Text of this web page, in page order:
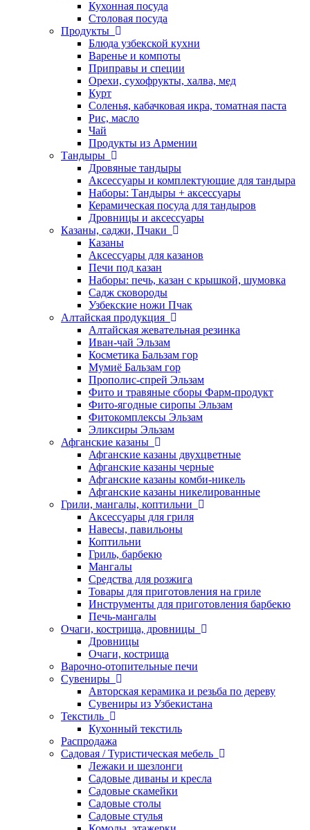
Кухонная посуда
Столовая посуда
Продукты
Блюда узбекской кухни
Варенье и компоты
Приправы и специи
Орехи, сухофрукты, халва, мед
Курт
Соленья, кабачковая икра, томатная паста
Рис, масло
Чай
Продукты из Армении
Тандыры
Дровяные тандыры
Аксессуары и комплектующие для тандыра
Наборы: Тандыры + аксессуары
Керамическая посуда для тандыров
Дровницы и аксессуары
Казаны, саджи, Пчаки
Казаны
Аксессуары для казанов
Печи под казан
Наборы: печь, казан с крышкой, шумовка
Садж сковороды
Узбекские ножи Пчак
Алтайская продукция
Алтайская жевательная резинка
Иван-чай Эльзам
Косметика Бальзам гор
Мумиё Бальзам гор
Прополис-спрей Эльзам
Фито и травяные сборы Фарм-продукт
Фито-ягодные сиропы Эльзам
Фитокомплексы Эльзам
Эликсиры Эльзам
Афганские казаны
Афганские казаны двухцветные
Афганские казаны черные
Афганские казаны комби-никель
Афганские казаны никелированные
Грили, мангалы, коптильни
Аксессуары для гриля
Навесы, павильоны
Коптильни
Гриль, барбекю
Мангалы
Средства для розжига
Товары для приготовления на гриле
Инструменты для приготовления барбекю
Печь-мангалы
Очаги, кострища, дровницы
Дровницы
Очаги, кострища
Варочно-отопительные печи
Сувениры
Авторская керамика и резьба по дереву
Сувениры из Узбекистана
Текстиль
Кухонный текстиль
Распродажа
Садовая / Туристическая мебель
Лежаки и шезлонги
Садовые диваны и кресла
Садовые скамейки
Садовые столы
Садовые стулья